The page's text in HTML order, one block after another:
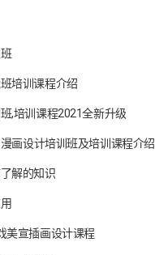
培训课程介绍
,培训课程2021全新升级
漫画设计培训班及培训课程介绍
解的知识
美宣插画设计课程